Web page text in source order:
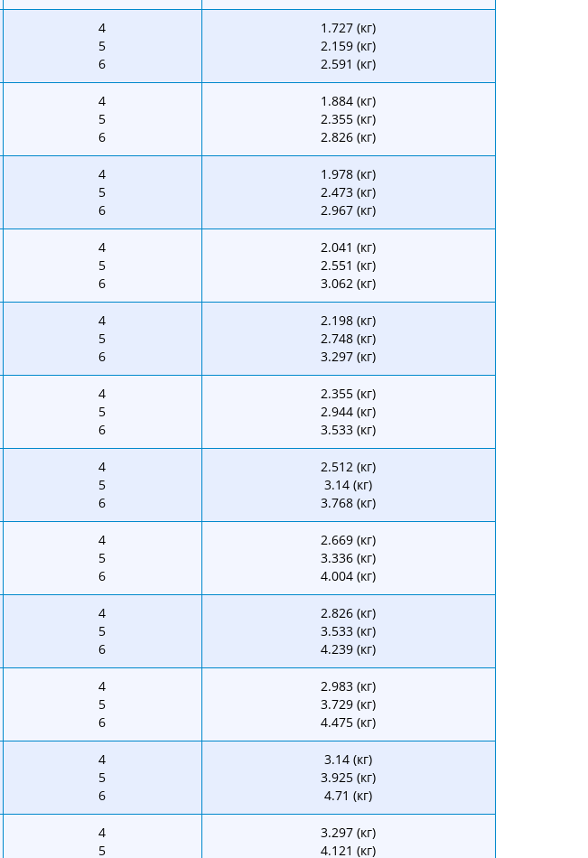
4
5
6
1.727 (кг)
2.159 (кг)
2.591 (кг)
4
5
6
1.884 (кг)
2.355 (кг)
2.826 (кг)
4
5
6
1.978 (кг)
2.473 (кг)
2.967 (кг)
4
5
6
2.041 (кг)
2.551 (кг)
3.062 (кг)
4
5
6
2.198 (кг)
2.748 (кг)
3.297 (кг)
4
5
6
2.355 (кг)
2.944 (кг)
3.533 (кг)
4
5
6
2.512 (кг)
3.14 (кг)
3.768 (кг)
4
5
6
2.669 (кг)
3.336 (кг)
4.004 (кг)
4
5
6
2.826 (кг)
3.533 (кг)
4.239 (кг)
4
5
6
2.983 (кг)
3.729 (кг)
4.475 (кг)
4
5
6
3.14 (кг)
3.925 (кг)
4.71 (кг)
4
5
3.297 (кг)
4.121 (кг)